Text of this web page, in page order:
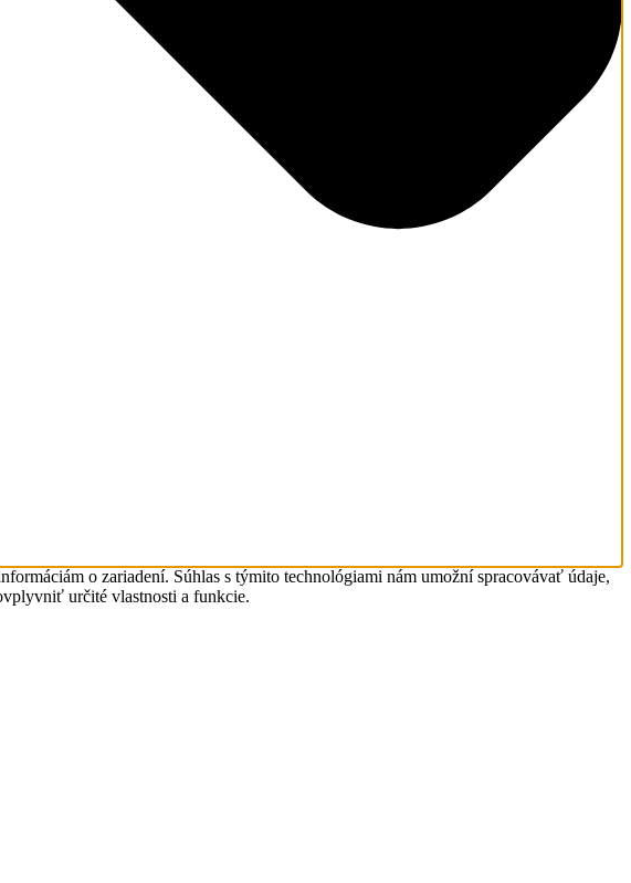
o zariadení. Súhlas s týmito technológiami nám umožní spracovávať údaje,
určité vlastnosti a funkcie.